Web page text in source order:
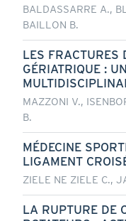
BALDASSARRE A.,
BAILLON B.
LES FRACTURES
GÉRIATRIQUE :
MAZZONI V.,
B.
MÉDECINE
LIGAMENT
ZIELE NE ZIELE C.,
LA RUPTURE DE